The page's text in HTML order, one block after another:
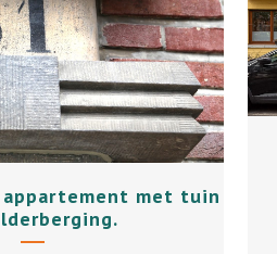
+
appartement met tuin